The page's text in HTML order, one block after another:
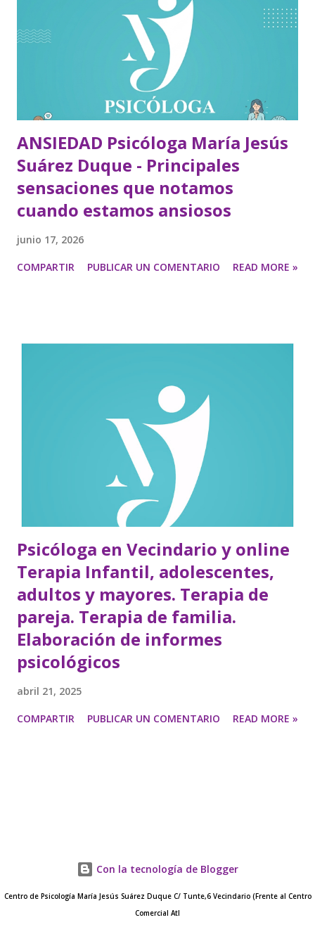
ANSIEDAD Psicóloga María Jesús
Suárez Duque - Principales
sensaciones que notamos
cuando estamos ansiosos
junio 17, 2026
COMPARTIR PUBLICAR UN COMENTARIO READ MORE »
Psicóloga en Vecindario y online
Terapia Infantil, adolescentes,
adultos y mayores. Terapia de
pareja. Terapia de familia.
Elaboración de informes
psicológicos
abril 21, 2025
COMPARTIR PUBLICAR UN COMENTARIO READ MORE »
Con la tecnología de Blogger
Centro de Psicología María Jesús Suárez Duque C/ Tunte,6 Vecindario (Frente al Centro
Comercial Atl